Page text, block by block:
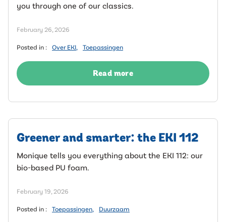
you through one of our classics.
February 26, 2026
Posted in : Over EKI, Toepassingen
Read more
Greener and smarter: the EKI 112
Monique tells you everything about the EKI 112: our
bio-based PU foam.
February 19, 2026
Posted in : Toepassingen, Duurzaam